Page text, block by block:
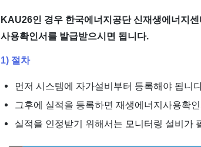
KAU26인 경우 한국에너지공단 신재생에너지센
사용확인서를 발급받으시면 됩니다.
1) 절차
먼저 시스템에 자가설비부터 등록해야 됩니
그후에 실적을 등록하면 재생에너지사용확
실적을 인정받기 위해서는 모니터링 설비가